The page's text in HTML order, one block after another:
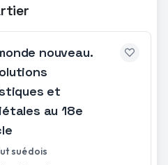
nouveau.
et
au 18e
suédois